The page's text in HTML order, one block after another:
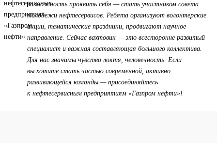
возможность проявить себя — стать участником совета
молодежи нефтесервисов. Ребята организуют волонтерские
акции, тематические праздники, продвигают научное
направление. Сейчас вахтовик — это всесторонне развитый
специалист и важная составляющая большого коллектива.
Для нас значимы чувство локтя, человечность. Если
вы хотите стать частью современной, активно
развивающейся команды — присоединяйтесь
к нефтесервисным предприятиям «Газпром нефти»!